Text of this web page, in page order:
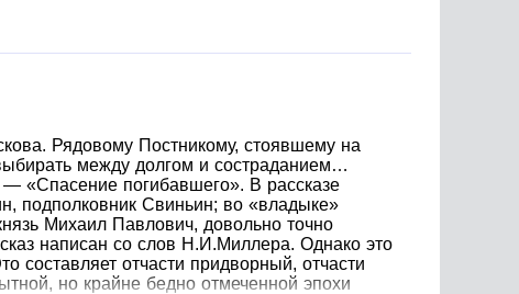
Рядовому Постникому, стоявшему на
между долгом и состраданием…
«Спасение погибавшего». В рассказе
подполковник Свиньин; во «владыке»
Михаил Павлович, довольно точно
написан со слов Н.И.Миллера. Однако это
составляет отчасти придворный, отчасти
но крайне бедно отмеченной эпохи